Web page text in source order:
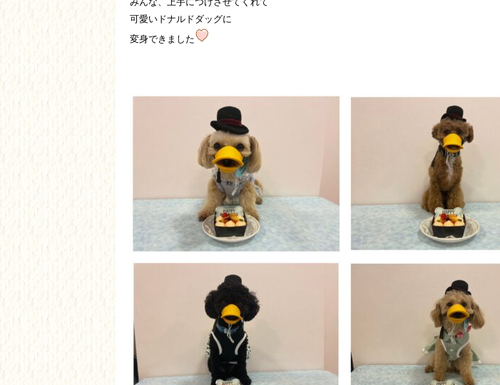
可愛いドナルドダッグに
変身できました